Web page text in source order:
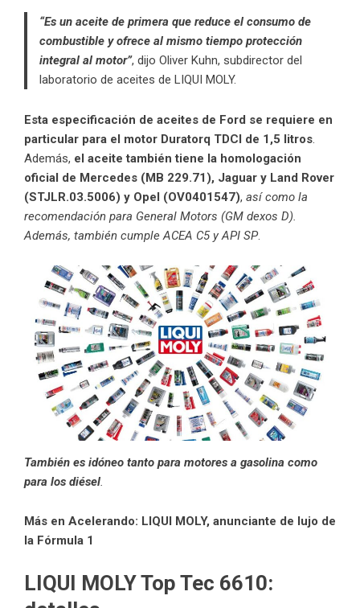
“Es un aceite de primera que reduce el consumo de
combustible y ofrece al mismo tiempo protección
integral al motor”, dijo Oliver Kuhn, subdirector del
laboratorio de aceites de LIQUI MOLY.
Esta especificación de aceites de Ford se requiere en
particular para el motor Duratorq TDCI de 1,5 litros.
Además, el aceite también tiene la homologación
oficial de Mercedes (MB 229.71), Jaguar y Land Rover
(STJLR.03.5006) y Opel (OV0401547), así como la
recomendación para General Motors (GM dexos D).
Además, también cumple ACEA C5 y API SP.
También es idóneo tanto para motores a gasolina como
para los diésel.
Más en Acelerando: LIQUI MOLY, anunciante de lujo de
la Fórmula 1
LIQUI MOLY Top Tec 6610: